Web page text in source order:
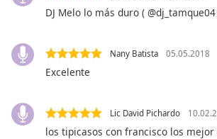
Escape
will
close
the
DJ Melo lo más duro (
Nany Batista 05.05.2018
Excelente
Lic David Pichardo
los tipicasos con francisco los mejor